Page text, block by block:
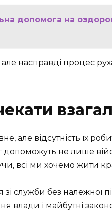
допомога на
але насправді процес
але відсутність їх
допоможуть не лише
всі ми хочемо жити
зі служби без належної
влади і майбутні